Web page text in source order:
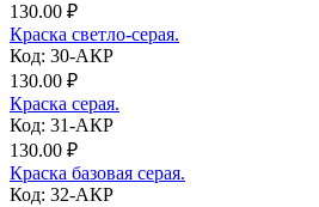
130.00 ₽
Краска светло-серая.
Код: 30-АКР
130.00 ₽
Краска серая.
Код: 31-АКР
130.00 ₽
Краска базовая серая.
Код: 32-АКР